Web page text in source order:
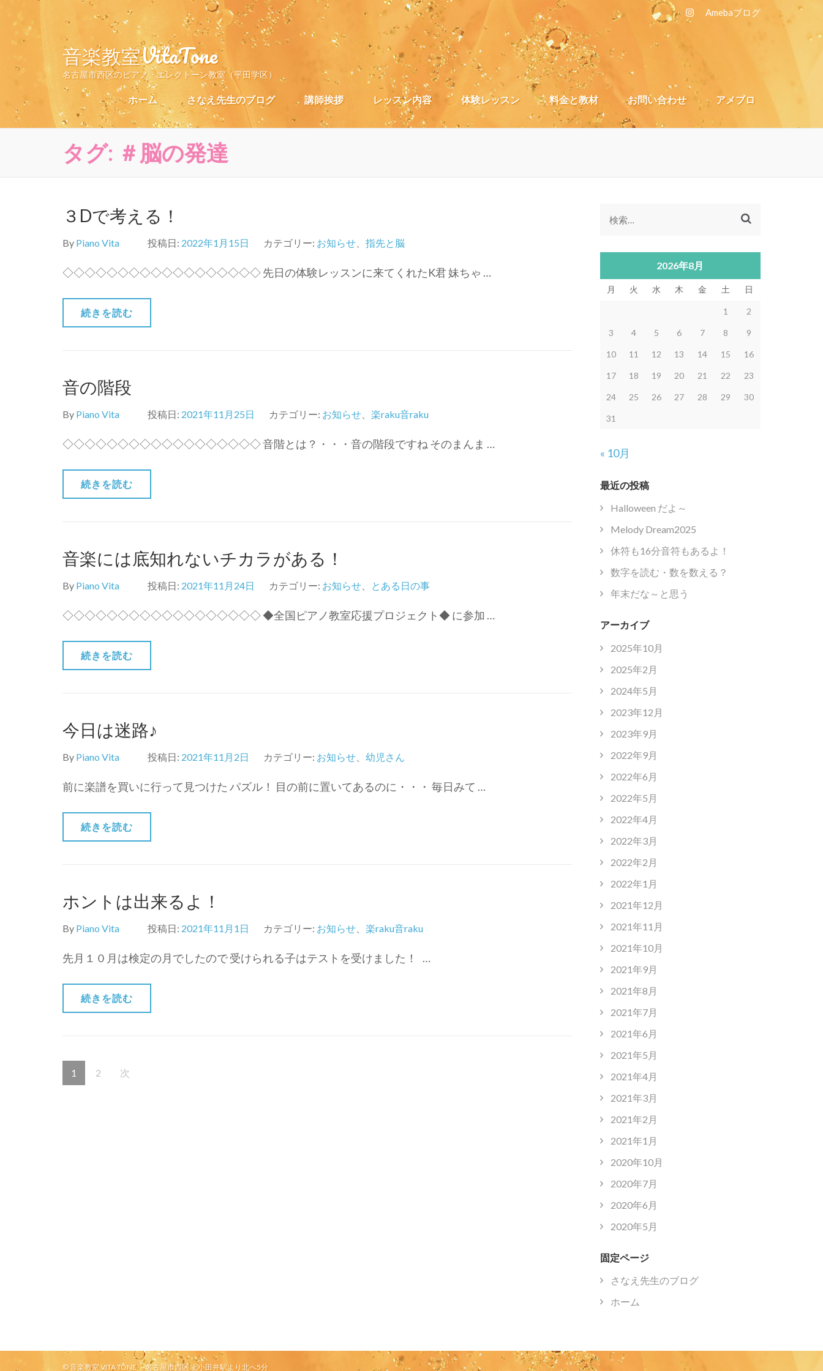
Amebaブログ
音楽教室VitaTone
名古屋市西区のピアノ・エレクトーン教室（平田学区）
ホーム さなえ先生のブログ 講師挨拶 レッスン内容 体験レッスン 料金と教材 お問い合わせ アメブロ
タグ: ＃脳の発達
３Dで考える！
By Piano Vita 投稿日: 2022年1月15日 カテゴリー: お知らせ 指先と脳
◇◇◇◇◇◇◇◇◇◇◇◇◇◇◇◇◇◇ 先日の体験レッスンに来てくれたK君 妹ちゃ …
続きを読む
音の階段
By Piano Vita 投稿日: 2021年11月25日 カテゴリー: お知らせ 楽raku音raku
◇◇◇◇◇◇◇◇◇◇◇◇◇◇◇◇◇◇ 音階とは？・・・音の階段ですね そのまんま …
続きを読む
音楽には底知れないチカラがある！
By Piano Vita 投稿日: 2021年11月24日 カテゴリー: お知らせ とある日の事
◇◇◇◇◇◇◇◇◇◇◇◇◇◇◇◇◇◇ ◆全国ピアノ教室応援プロジェクト◆ に参加 …
続きを読む
今日は迷路♪
By Piano Vita 投稿日: 2021年11月2日 カテゴリー: お知らせ 幼児さん
前に楽譜を買いに行って見つけた パズル！ 目の前に置いてあるのに・・・ 毎日みて …
続きを読む
ホントは出来るよ！
By Piano Vita 投稿日: 2021年11月1日 カテゴリー: お知らせ 楽raku音raku
先月１０月は検定の月でしたので 受けられる子はテストを受けました！ …
続きを読む
投
稿
固
1 固
2 次
検
2026年8月
月 火 水 木 金 土 日
1 2
3 4 5 6 7 8 9
10 11 12 13 14 15 16
17 18 19 20 21 22 23
24 25 26 27 28 29 30
31
« 10月
最近の投稿
Halloween だよ～
Melody Dream2025
休符も16分音符もあるよ！
数字を読む・数を数える？
年末だな～と思う
アーカイブ
2025年10月
2025年2月
2024年5月
2023年12月
2023年9月
2022年9月
2022年6月
2022年5月
2022年4月
2022年3月
2022年2月
2022年1月
2021年12月
2021年11月
2021年10月
2021年9月
2021年8月
2021年7月
2021年6月
2021年5月
2021年4月
2021年3月
2021年2月
2021年1月
2020年10月
2020年7月
2020年6月
2020年5月
固定ページ
さなえ先生のブログ
ホーム
© 音楽教室 VITA TONE 名古屋市西区 上小田井駅より北へ5分